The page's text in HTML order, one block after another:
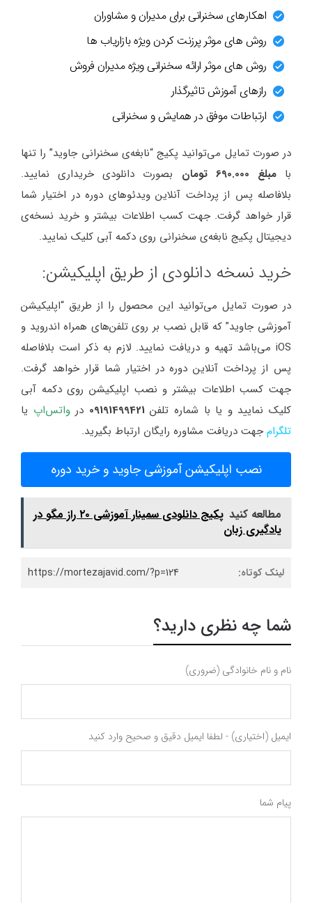
اهکارهای سخنرانی برای مدیران و مشاوران
روش های موثر پرزنت کردن ویژه بازاریاب ها
روش های موثر ارائه سخنرانی ویژه مدیران فروش
رازهای آموزش تاثیرگذار
ارتباطات موفق در همایش و سخنرانی
در صورت تمایل می‌توانید پکیج “نابغه‌ی سخنرانی جاوید” را تنها
بامبلغ 690.000 تومان
بصورت دانلودی خریداری نمایید.
بلافاصله پس از پرداخت آنلاین ویدئوهای دوره در اختیار شما
قرار خواهد گرفت. جهت کسب اطلاعات بیشتر و خرید نسخه‌ی
دیجیتال پکیج نابغه‌ی سخنرانی روی دکمه آبی کلیک نمایید.
خرید نسخه دانلودی از طریق اپلیکیشن:
در صورت تمایل می‌توانید این محصول را از طریق “اپلیکیشن
آموزشی جاوید” که قابل نصب بر روی تلفن‌های همراه اندروید و
iOS می‌باشد تهیه و دریافت نمایید. لازم به ذکر است بلافاصله
پس از پرداخت آنلاین دوره در اختیار شما قرار خواهد گرفت.
جهت کسب اطلاعات بیشتر و نصب اپلیکیشن روی دکمه آبی
کلیک نمایید و یا با شماره تلفن 09191499421 درواتس‌اپ یا
تلگرام جهت دریافت مشاوره رایگان ارتباط بگیرید.
نصب اپلیکیشن آموزشی جاوید و خرید دوره
مطالعه کنید
پکیج دانلودی سمینار آموزشی ۲۰ راز مگو در
یادگیری زبان
لینک کوتاه: https://mortezajavid.com/?p=124
شما چه نظری دارید؟
نام و نام خانوادگی (ضروری)
ایمیل (اختیاری) - لطفا ایمیل دقیق و صحیح وارد کنید
پیام شما